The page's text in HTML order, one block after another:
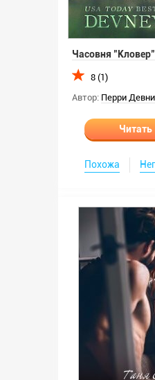
Часовня
8 (1)
Автор: Перри Девни
Читать
Похожа